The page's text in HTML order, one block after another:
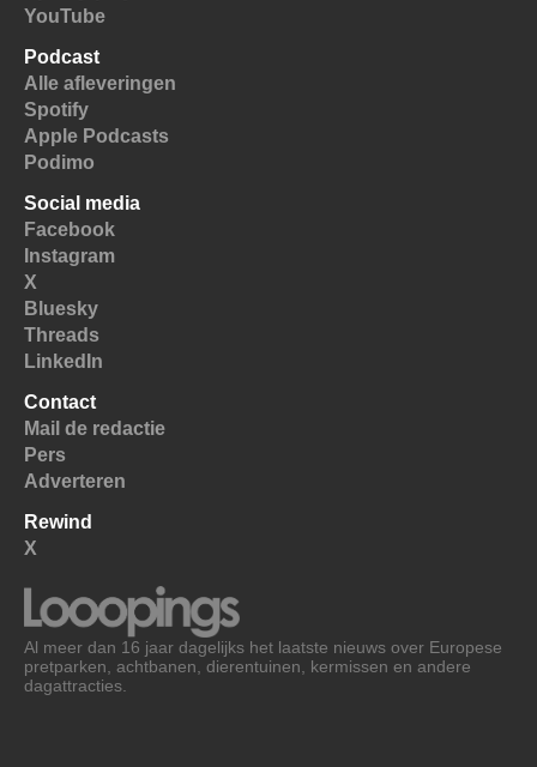
YouTube
Podcast
Alle afleveringen
Spotify
Apple Podcasts
Podimo
Social media
Facebook
Instagram
X
Bluesky
Threads
LinkedIn
Contact
Mail de redactie
Pers
Adverteren
Rewind
X
Al meer dan 16 jaar dagelijks het laatste nieuws over Europese
pretparken, achtbanen, dierentuinen, kermissen en andere
dagattracties.